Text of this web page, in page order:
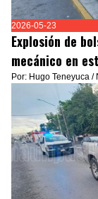
2026-05-23
Explosión de
mecánico en
Por: Hugo Teneyuca /